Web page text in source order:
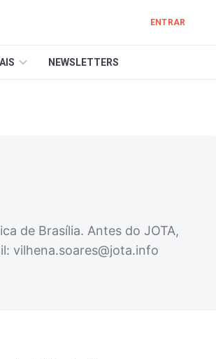
ENTRAR
NEWSLETTERS
de Brasília. Antes do JOTA,
vilhena.soares@jota.info